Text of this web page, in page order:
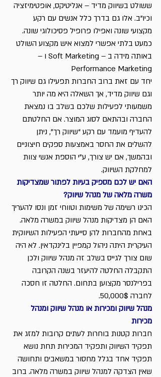
ששולט בשיווק מדיד – אנליטיקס, אופטימיזציה
וכיו”ב. אלו גם בדרך כלל אנשים עם רקע
מקצועי שונה ואפילו פרופיל פסיכולוגי שונה.
כמעט בלתי אפשרי למצוא איש מקצוע השולט
באותה מידה ב – Soft Marketing ו –
Performance Marketing
יחד עם זאת ברוב החברות תפעילו גם שיווק רך
וגם שיווק מדיד, אך השאלה היא מה יותר
משמעותי לפעילות שלכם בשלב בו נמצאת
החברה ובהתאם לסוג המוצר. אם החלטתם
להעדיף מועמד עם רקע “שיווק רך”, ניתן
להשלים את החסר באמצעות ספקים חיצוניים
ובהמשך, אם יש צורך, ע”י הוספת אנשי צוות
למחלקת השיווק.
האם יש לכם מספיק בעיות לפתור שמצדיקות
משרה מלאה של מנהל שיווק?
הכינו רשימה של משימות וטווחי זמן ונסו להעריך
האם הן מצדיקות מנהל שיווק במשרה מלאה.
באחת מהחברות להן סייעתי הפעילות השיווקית
העיקרית היתה ניהול קמפיין בלינקדאין. לא היה
שום צורך לגייס בשלב זה מנהל שיווק ולכן
התקבלה החלטה להיעזר בשנה הקרובה
בפרילנסר מקצוען בתחום. החלטה זו חסכה
לחברה 50,000$.
מנהל שיווק ומכירות או מנהל שיווק ומנהל
מכירות
חברות קטנות בוחרות לעתים קרובות למזג את
תפקיד השיווק ותפקיד המכירות תחת נושא
תפקיד אחד בגלל מחסור במשאבים ותחושה
שאין הצדקה למנהל שיווק במשרה מלאה. ברוב